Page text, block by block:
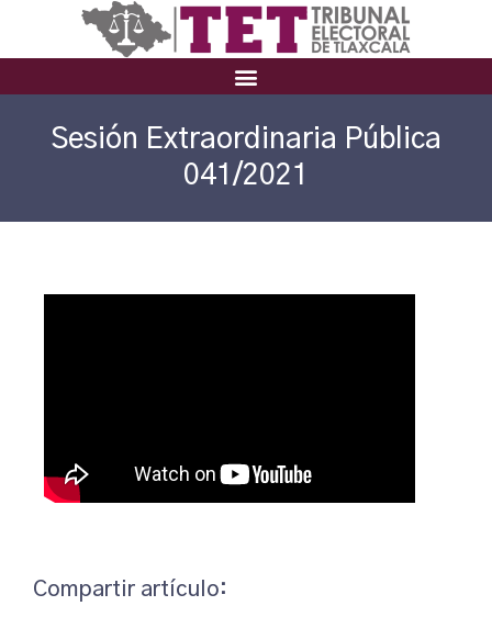
Sesión Extraordinaria Pública
041/2021
Compartir artículo: